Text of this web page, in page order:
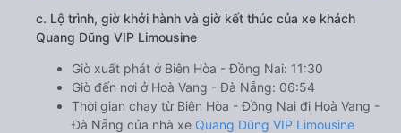
c. Lộ trình, giờ khởi hành và giờ kết thúc của xe khách
Quang Dũng VIP Limousine
Giờ xuất phát ở Biên Hòa - Đồng Nai: 11:30
Giờ đến nơi ở Hoà Vang - Đà Nẵng: 06:54
Thời gian chạy từ Biên Hòa - Đồng Nai đi Hoà Vang -
Đà Nẵng của nhà xe Quang Dũng VIP Limousine